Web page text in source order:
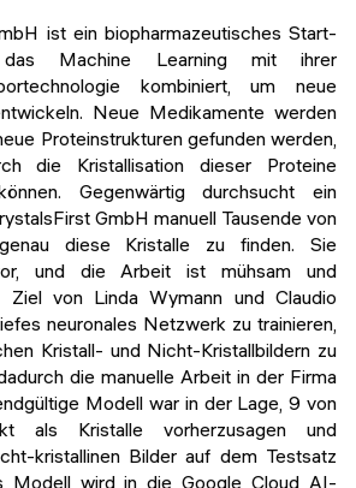
ist ein biopharmazeutisches Start-
das Machine Learning mit ihrer
kombiniert, um neue
Neue Medikamente werden
Proteinstrukturen gefunden werden,
die Kristallisation dieser Proteine
Gegenwärtig durchsucht ein
GmbH manuell Tausende von
diese Kristalle zu finden. Sie
und die Arbeit ist mühsam und
Ziel von Linda Wymann und Claudio
neuronales Netzwerk zu trainieren,
Kristall- und Nicht-Kristallbildern zu
die manuelle Arbeit in der Firma
Modell war in der Lage, 9 von
als Kristalle vorherzusagen und
kristallinen Bilder auf dem Testsatz
Modell wird in die Google Cloud AI-